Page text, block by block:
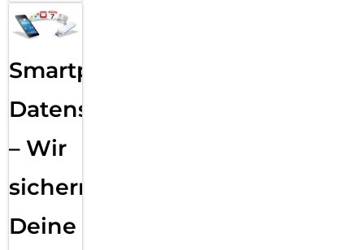
Smartphone
Datensicherung
– Wir
sichern
Deine